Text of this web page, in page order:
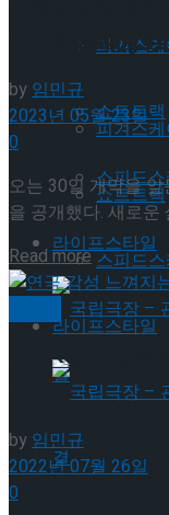
피겨스
쇼트트랙
스피드
라이프스타일
국립극장 –
Trending
피겨스
쇼트트랙
스피드
라이프스타일
뮤지컬 ‘보이A’
by임민규
2023년 05월 23일
0
오는 30일 개막을 앞
을 공개했다. 새로운
Read moreDetails
연극 <오만과 편
by 임민규
2022년 07월 26일
0